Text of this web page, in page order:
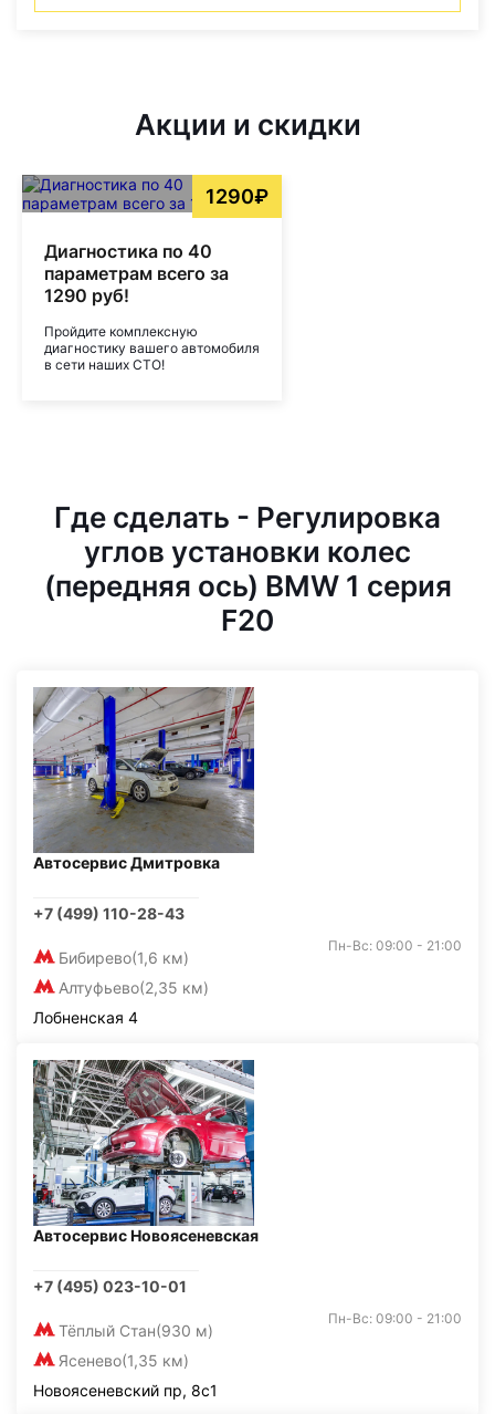
Акции и скидки
1290₽
Диагностика по 40
параметрам всего за
1290 руб!
Пройдите комплексную
диагностику вашего автомобиля
в сети наших СТО!
Где сделать - Регулировка
углов установки колес
(передняя ось) BMW 1 серия
F20
Автосервис Дмитровка
+7 (499) 110-28-43
Бибирево(1,6 км)
Алтуфьево(2,35 км)
Пн-Вс: 09:00 - 21:00
Лобненская 4
Автосервис Новоясеневская
+7 (495) 023-10-01
Тёплый Стан(930 м)
Ясенево(1,35 км)
Пн-Вс: 09:00 - 21:00
Новоясеневский пр, 8с1